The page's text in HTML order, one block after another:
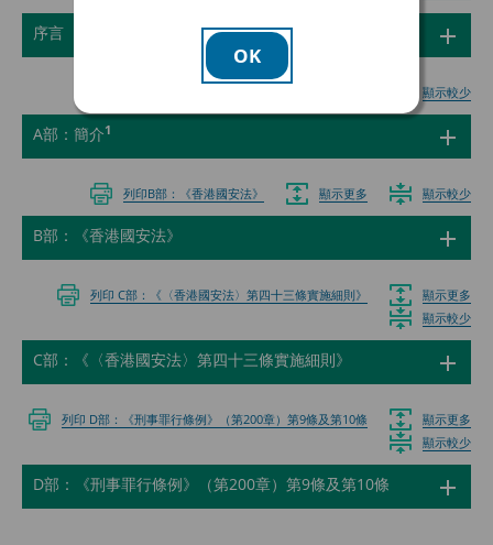
序言
顯示較少
A部：簡介1
列印B部：《香港國安法》 顯示更多 顯示較少
B部：《香港國安法》
列印 C部：《〈香港國安法〉第四十三條實施細則》
顯示更多
顯示較少
C部：《〈香港國安法〉第四十三條實施細則》
列印 D部：《刑事罪行條例》（第200章）第9條及第10條
顯示更多
顯示較少
D部：《刑事罪行條例》（第200章）第9條及第10條
OK